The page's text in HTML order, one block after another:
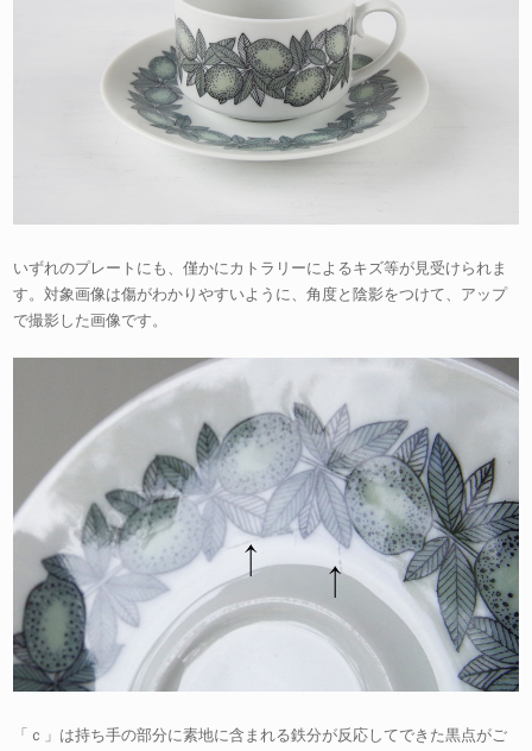
いずれのプレートにも、僅かにカトラリーによるキズ等が見受けられま
す。対象画像は傷がわかりやすいように、角度と陰影をつけて、アップ
で撮影した画像です。
「ｃ」は持ち手の部分に素地に含まれる鉄分が反応してできた黒点がご